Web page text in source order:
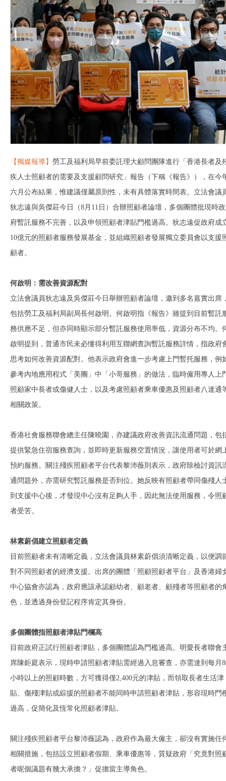
【獨媒報導】 勞工及福利局早前委託理大顧問團隊進行「香港長者及
疾人士照顧者的需要及支援顧問研究」報告（下稱《報告》），在今
六月公布結果，惟建議僅屬原則性，未有具體落實時間表。立法會議
狄志遠與吳傑莊今日（8月11日）合辦照顧者論壇，多個團體批現時政
府暫託服務不完善，以及申領照顧者津貼門檻過高。狄志遠促政府成
10億元的照顧者服務發展基金，並組織照顧者發展獨立委員會以支援
顧者。
何啟明：需改善資源配對
立法會議員狄志遠及吳傑莊今日舉辦照顧者論壇，邀到多名嘉實出席
包括勞工及福利局副局長何啟明。何啟明指《報告》雖提到目前暫託
務供應不足，但亦同時顯示部分暫託服務使用率低，資源分布不均。
啟明提到，普通市民未必懂得利用互聯網查詢暫託服務詳情，指政府
思考如何改善資源配對。他表示政府會進一步考慮上門暫托服務，例
參考內地應用程式「美團」中「小哥服務」的做法，臨時僱用專人上
照顧家中長者或傷健人士，以及考慮照顧者乘車優惠及照顧者八達通
相關政策。
香港社會服務聯會總主任陳曉園，亦建議政府改善資訊流通問題，包
提供緊急住宿服務查詢，並即時更新服務空置情況，讓使用者可於網
預約服務。關注殘疾照顧者平台代表黎沛薇則表示，政府除檢討資訊
通問題外，亦需研究暫託服務是否到位。她反映有照顧者帶同傷殘人
到支援中心後，才發現中心沒有足夠人手，因此無法使用服務，令照
者受苦。
林素蔚倡建立照顧者定義
目前照顧者未有清晰定義，立法會議員林素蔚倡須清晰定義，以便調
對不同照顧者的經濟支援。出席的團體「照顧照顧者平台」及香港婦
中心協會亦認為，政府應該承認顧幼者、顧老者、顧殘者等照顧者的
色，並透過身份登記程序肯定其身份。
多個團體指照顧者津貼門欄高
目前政府正試行照顧者津貼，多個團體認為門檻過高。明愛長者聯會
席陳鉅庭表示，現時申請照顧者津貼需經過入息審查，亦需達到每月
小時以上的照顧時數，方可獲得僅2,400元的津貼，而領取長者生活津
貼、傷殘津貼或綜援的照顧者不能同時申請照顧者津貼，形容現時門
過高，促簡化及恆常化照顧者津貼。
關注殘疾照顧者平台黎沛薇認為，政府作為最大僱主，卻沒有實施任
相關措施，包括設立照顧者假期、乘車優惠等，質疑政府「究竟對照
者呢個議題有幾大承擔？」促擔當主導角色。